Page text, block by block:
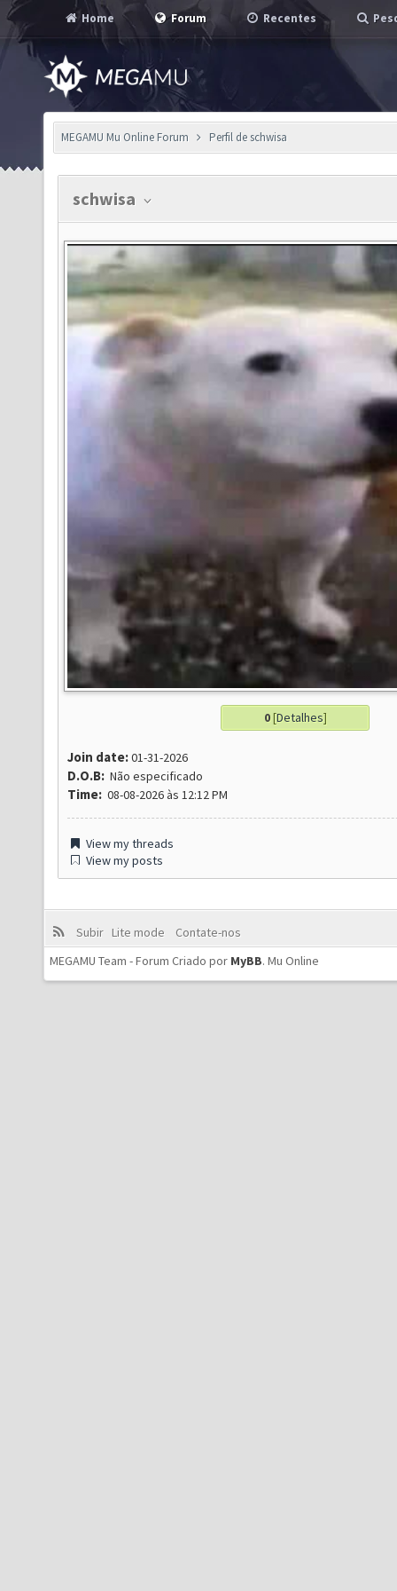
Home Forum Recentes
MEGAMU Mu Online Forum Perfil de schwisa
schwisa
0[Detalhes]
Join date:01-31-2026
D.O.B: Não especificado
Time: 08-08-2026 às 12:12 PM
View my threads
View my posts
Subir Lite mode
Contate-nos
MEGAMU Team - Forum Criado por MyBB. Mu Online